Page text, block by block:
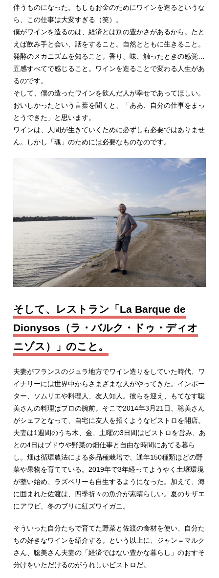
伴うものになった。もしもお金のためにワインを造るというな
ら、この仕事は大変すぎる（笑）。
僕がワインを造るのは、経済とは別の豊かさがあるから。たと
えば飲み手と会い、話をすること。自然とともに生きること。
発酵のメカニズムを知ること。香り、味、触ったときの感覚…
五感すべてで感じること。ワインを造ることで変わる人生があ
るのです。
そして、僕の造ったワインを飲んだ人が幸せであってほしい。
おいしかったという言葉を聞くと、「ああ、自分の仕事をまっ
とうできた」と思います。
ワインは、人間が生きていくために必ずしも必要ではありませ
ん。しかし「魂」のためには必要なものなのです。
そして、レストラン「La Barque de
Dionysos（ラ・バルク・ドゥ・ディオ
ニゾス）」のこと。
夫妻がフランスのジュラ地方でワイン造りをしていた時代、ワ
イナリーには世界中からさまざまな人がやってきた。インポー
ター、ソムリエや料理人、友人知人。彼らを迎え、もてなす聡
美さんの料理はプロの腕前。そこで2014年3月21日、聡美さん
がシェフとなって、自宅に友人を招くようなビストロを開店。
夫妻は1週間のうち木、金、土曜の3日間はビストロを営み、あ
との4日はブドウや野菜の畑仕事と自由な時間にあてる暮ら
し。畑は循環農法による多品種栽培で、通年150種類ほどの野
菜や果物を育てている。2019年で3年経ってようやく土壌環境
が整い始め、ラズベリーも自生するようになった。加えて、海
に囲まれた佐渡は、四季折々の魚介が素晴らしい。夏のサザエ
にアワビ、冬のブリに紅ズワイガニ。
そういった自分たちで育てた野菜と佐渡の食材を使い、自分た
ちの好きなワインを紹介する。という以上に、ジャン＝マルク
さん、聡美さん夫妻の「経済ではない豊かな暮らし」のおすそ
分けをいただけるのがうれしいビストロだ。